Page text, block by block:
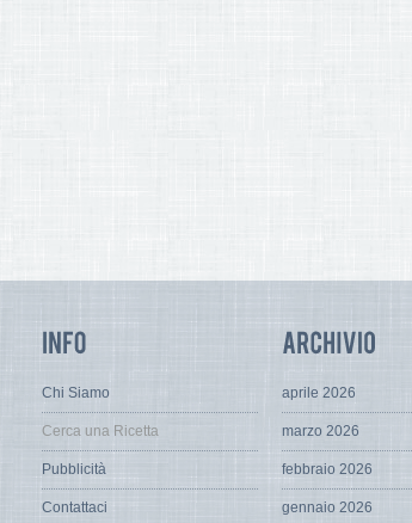
Chi Siamo
Cerca una Ricetta
Pubblicità
Contattaci
aprile 2026
marzo 2026
febbraio 2026
gennaio 2026